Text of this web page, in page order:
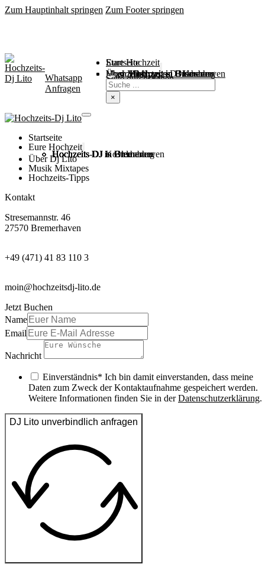
Zum Hauptinhalt springen Zum Footer springen
Startseite
Eure Hochzeit
Hochzeit in Bremen
Hochzeit in Bremerhaven
Hochzeit in Cuxhaven
Hochzeit in Oldenburg
Hochzeits-DJ Kosten
Über Mich
Music / Mixtapes
Hochzeitstipps
Seite durchsuchen
Suchen
×
Whatsapp
Anfragen
Startseite
Eure Hochzeit
Hochzeits DJ in Bremen
Hochzeits DJ in Bremerhaven
Hochzeits DJ in Cuxhaven
Hochzeits DJ in Oldenburg
Hochzeits-DJ Kosten
Über Dj Lito
Musik Mixtapes
Hochzeits-Tipps
Kontakt
Stresemannstr. 46
27570 Bremerhaven
+49 (471) 41 83 110 3
moin@hochzeitsdj-lito.de
Jetzt Buchen
Name
Email
Nachricht
Einverständnis* Ich bin damit einverstanden, dass meine
Daten zum Zweck der Kontaktaufnahme gespeichert werden.
Weitere Informationen finden Sie in derDatenschutzerklärung.
DJ Lito unverbindlich anfragen